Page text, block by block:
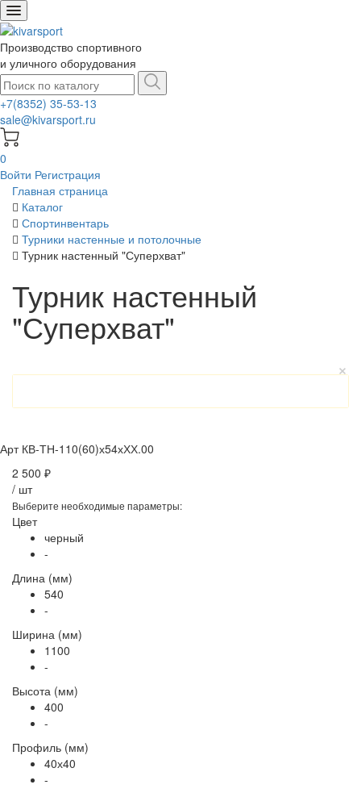
Производство спортивного
и уличного оборудования
+7(8352) 35-53-13
sale@kivarsport.ru
0
Войти Регистрация
Главная страница
Каталог
Спортинвентарь
Турники настенные и потолочные
Турник настенный "Суперхват"
Турник настенный
"Суперхват"
Арт КВ-ТН-110(60)х54хХХ.00
2 500 ₽
/ шт
Выберите необходимые параметры:
Цвет
черный
-
Длина (мм)
540
-
Ширина (мм)
1100
-
Высота (мм)
400
-
Профиль (мм)
40х40
-